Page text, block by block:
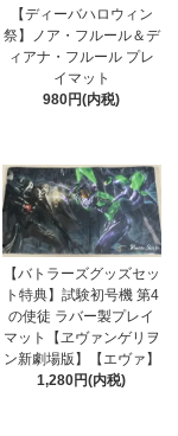
【ディーバハロウィン
祭】ノア・フルール＆デ
ィアナ・フルール プレ
イマット
980円(内税)
【バトラーズグッズセッ
ト特典】試験初号機 第4
の使徒 ラバー製プレイ
マット【ヱヴァンゲリヲ
ン新劇場版】【エヴァ】
1,280円(内税)